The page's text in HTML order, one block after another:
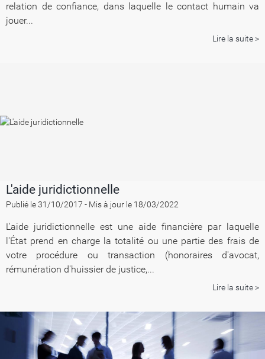
relation de confiance, dans laquelle le contact humain va
jouer...
Lire la suite >
L'aide juridictionnelle
Publié le 31/10/2017 - Mis à jour le 18/03/2022
L'aide juridictionnelle est une aide financière par laquelle
l'État prend en charge la totalité ou une partie des frais de
votre procédure ou transaction (honoraires d'avocat,
rémunération d'huissier de justice,...
Lire la suite >